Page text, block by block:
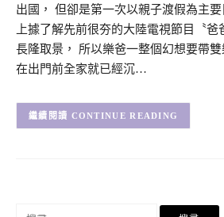
出國， 但卻是第一次以親子渡假為主要
上據了解先前很夯的大陸電視節目〝
長隆取景， 所以樂爸一整個幻想要帶雙
在出門前全家就已經沉…
CONTINUE READING